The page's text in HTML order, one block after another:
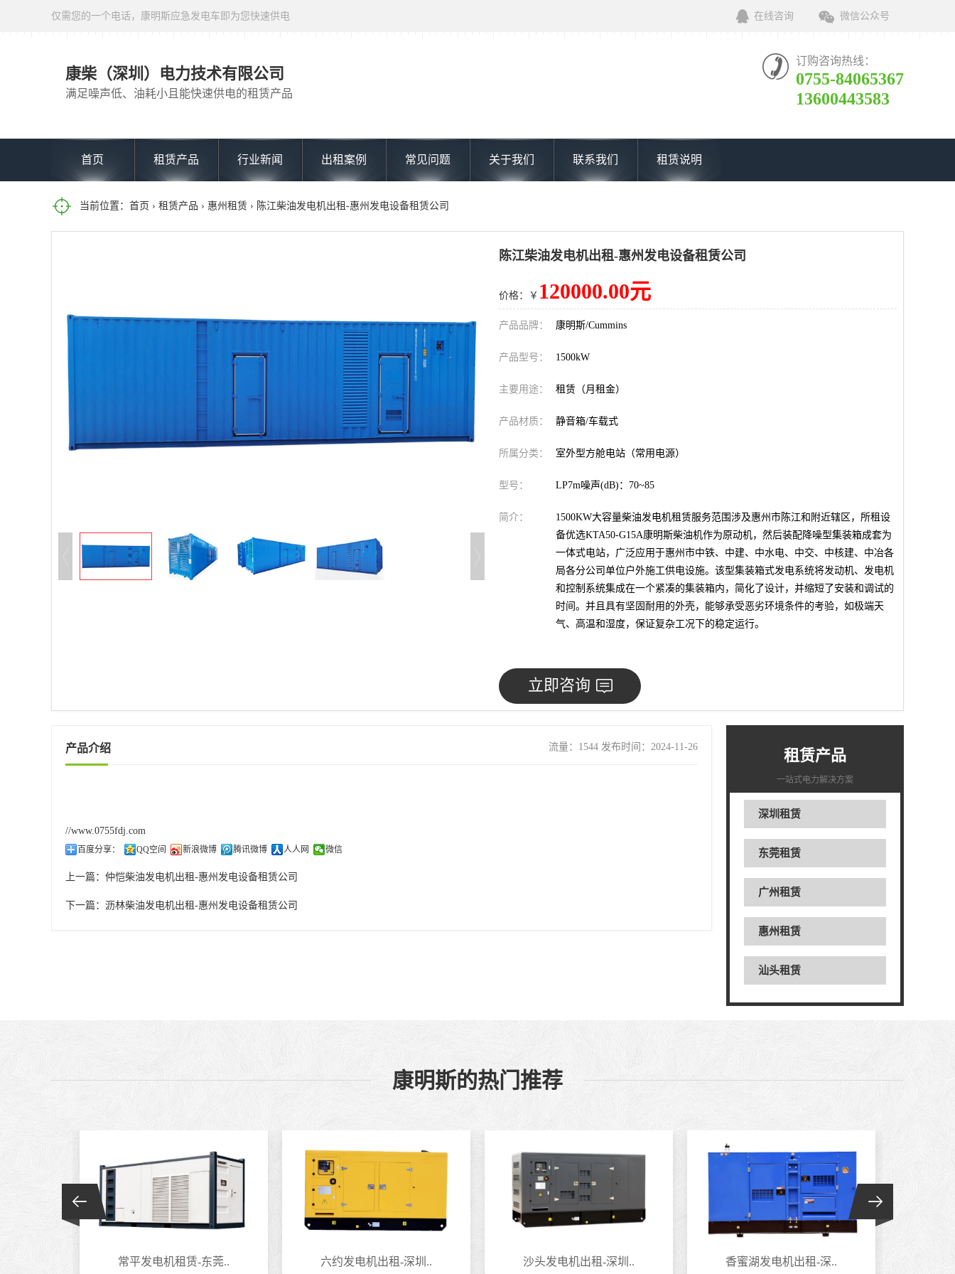
仅需您的一个电话，康明斯应急发电车即为您快速供电 在线咨询 微信公众号
康柴（深圳）电力技术有限公司
满足噪声低、油耗小且能快速供电的租赁产品
订购咨询热线：
0755-84065367
13600443583
首页 租赁产品 行业新闻 出租案例 常见问题 关于我们 联系我们 租赁说明
当前位置： 首页 › 租赁产品 › 惠州租赁 › 陈江柴油发电机出租-惠州发电设备租赁公司
陈江柴油发电机出租-惠州发电设备租赁公司
价格：￥ 120000.00元
产品品牌： 康明斯/Cummins
产品型号： 1500kW
主要用途： 租赁（月租金）
产品材质： 静音箱/车载式
所属分类： 室外型方舱电站（常用电源）
型号： LP7m噪声(dB)：70~85
简介：
1500KW大容量柴油发电机租赁服务范围涉及惠州市陈江和附近辖区，所租设
备优选KTA50-G15A康明斯柴油机作为原动机，然后装配降噪型集装箱成套为
一体式电站，广泛应用于惠州市中铁、中建、中水电、中交、中核建、中冶各
局各分公司单位户外施工供电设施。该型集装箱式发电系统‌将发动机、发电机
和控制系统集成在一个紧凑的集装箱内，简化了设计，并缩短了安装和调试的
时间。并且具有坚固耐用的外壳，能够承受恶劣环境条件的考验，如极端天
气、高温和湿度，保证复杂工况下的稳定运行。
立即咨询
租赁产品
一站式电力解决方案
深圳租赁
东莞租赁
广州租赁
惠州租赁
汕头租赁
产品介绍 流量：1544 发布时间：2024-11-26
//www.0755fdj.com
百度分享： QQ空间 新浪微博 腾讯微博 人人网 微信
上一篇： 仲恺柴油发电机出租-惠州发电设备租赁公司
下一篇： 沥林柴油发电机出租-惠州发电设备租赁公司
康明斯的热门推荐
常平发电机租赁-东莞.. 六约发电机出租-深圳.. 沙头发电机出租-深圳.. 香蜜湖发电机出租-深..